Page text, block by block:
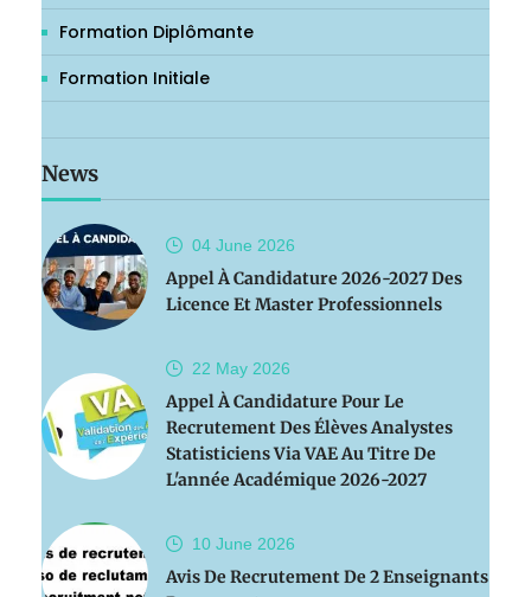
Formation Diplômante
Formation Initiale
News
04 June 2026
Appel À Candidature 2026-2027 Des
Licence Et Master Professionnels
22 May 2026
Appel À Candidature Pour Le
Recrutement Des Élèves Analystes
Statisticiens Via VAE Au Titre De
L'année Académique 2026-2027
10 June 2026
Avis De Recrutement De 2 Enseignants